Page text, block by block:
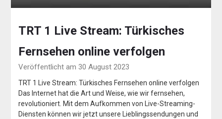
TRT 1 Live Stream: Türkisches
Fernsehen online verfolgen
Veröffentlicht am 30 August 2023
TRT 1 Live Stream: Türkisches Fernsehen online verfolgen
Das Internet hat die Art und Weise, wie wir fernsehen,
revolutioniert. Mit dem Aufkommen von Live-Streaming-
Diensten können wir jetzt unsere Lieblingssendungen und